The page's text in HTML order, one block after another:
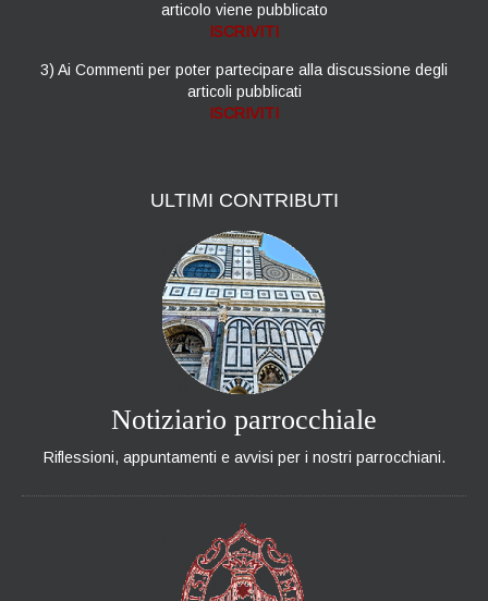
articolo viene pubblicato
ISCRIVITI
3) Ai Commenti per poter partecipare alla discussione degli
articoli pubblicati
ISCRIVITI
ULTIMI CONTRIBUTI
Notiziario parrocchiale
Riflessioni, appuntamenti e avvisi per i nostri parrocchiani.